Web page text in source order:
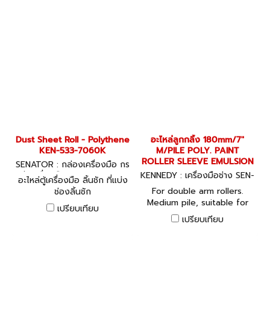
Dust Sheet Roll - Polythene
KEN-533-7060K
SENATOR : กล่องเครื่องมือ กร
ะเป๋าเครื่องมือ KEN-533-7060
K
อะไหล่ตู้เครื่องมือ ลิ้นชัก ที่แบ่ง
ช่องลิ้นชัก
เปรียบเทียบ
อะไหล่ลูกกลิ้ง 180mm/7"
M/PILE POLY. PAINT
ROLLER SLEEVE EMULSION
KENNEDY : เครื่องมือช่าง SEN-
533-4200K
For double arm rollers.
Medium pile, suitable for
rough surfaces such as
stucco, concrete, pebble
เปรียบเทียบ